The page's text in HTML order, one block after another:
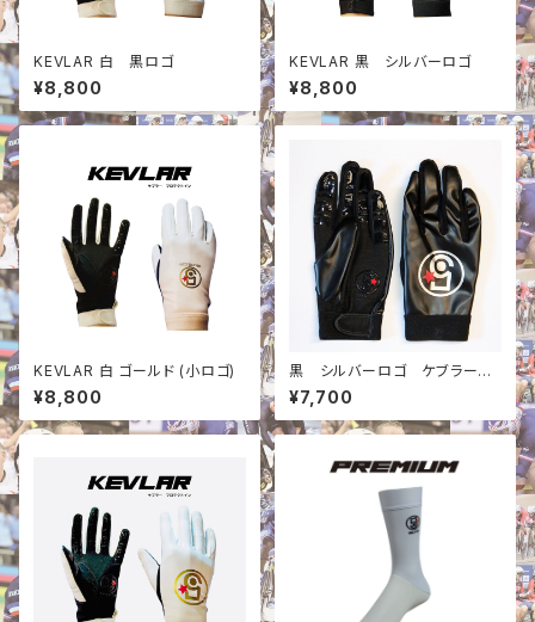
KEVLAR 白 黒ロゴ
¥8,800
KEVLAR 黒 シルバーロゴ
¥8,800
KEVLAR 白 ゴールド (小ロゴ)
¥8,800
黒 シルバーロゴ ケブラー無
し
¥7,700